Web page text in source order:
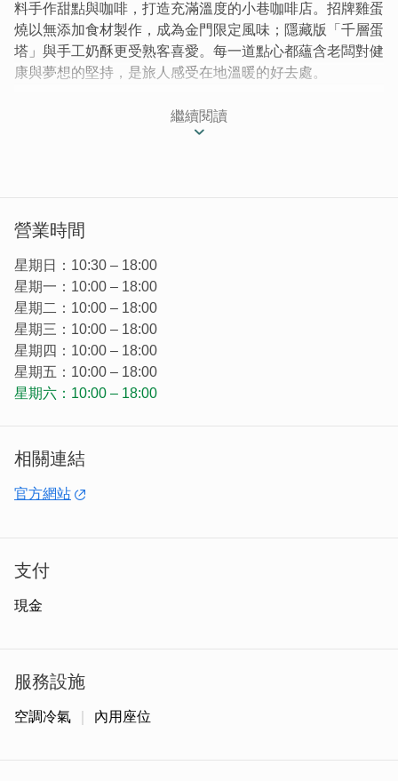
料手作甜點與咖啡，打造充滿溫度的小巷咖啡店。招牌雞蛋
燒以無添加食材製作，成為金門限定風味；隱藏版「千層蛋
塔」與手工奶酥更受熟客喜愛。每一道點心都蘊含老闆對健
康與夢想的堅持，是旅人感受在地溫暖的好去處。
當人生走過無數個年頭，有些人選擇安穩前行，而有些人，
選擇勇敢轉彎。「叁陸咖啡」的誕生，就是這樣一段勇敢轉
叫做叁陸咖啡吧！」這不只是一間咖啡店，更是他夢想與熱
情的具象化。
空氣裡更多的是未知與壓力，但老闆始終相信：「只要用心
做出每一杯咖啡、每一道甜點，顧客總會感受到。」就這
樣，一點一滴累積起熟客，也慢慢有了口碑，讓「叁陸咖
繼續閱讀
營業時間
星期日：10:30 – 18:00
星期一：10:00 – 18:00
星期二：10:00 – 18:00
星期三：10:00 – 18:00
星期四：10:00 – 18:00
星期五：10:00 – 18:00
星期六：10:00 – 18:00
相關連結
官方網站
支付
現金
服務設施
空調冷氣 內用座位